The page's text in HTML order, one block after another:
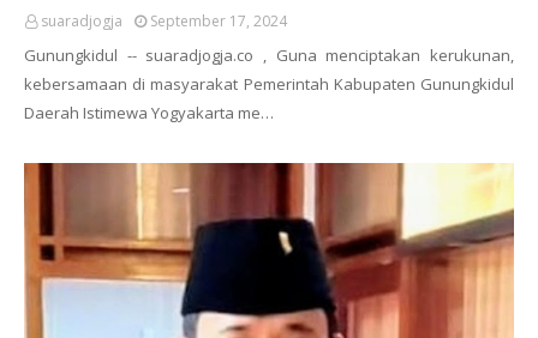
suaradjogja September 17, 2024
Gunungkidul -- suaradjogja.co , Guna menciptakan kerukunan,
kebersamaan di masyarakat Pemerintah Kabupaten Gunungkidul
Daerah Istimewa Yogyakarta me…